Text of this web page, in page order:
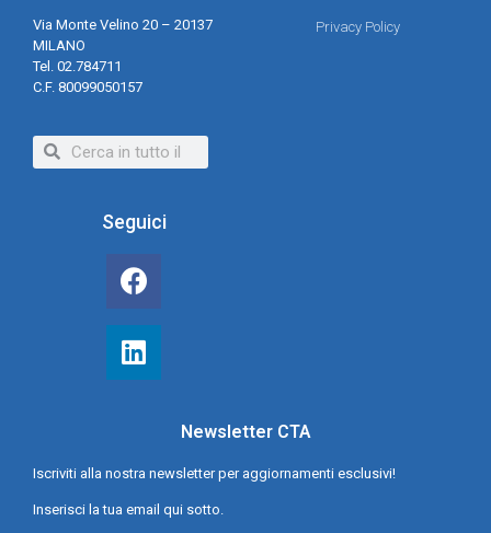
Via Monte Velino 20 – 20137
MILANO
Tel. 02.784711
C.F. 80099050157
Privacy Policy
Seguici
Newsletter CTA
Iscriviti alla nostra newsletter per aggiornamenti esclusivi!
Inserisci la tua email qui sotto.